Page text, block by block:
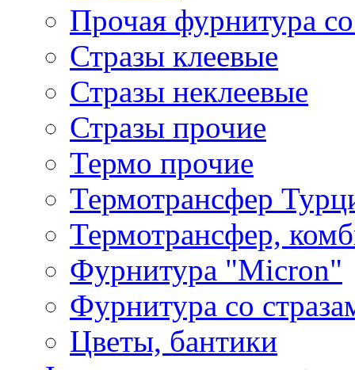
Прочая фурнитура
Стразы клеевые
Стразы неклеевые
Стразы прочие
Термо прочие
Термотрансфер
Термотрансфер,
Фурнитура "Micron"
Фурнитура со
Цветы, бантики